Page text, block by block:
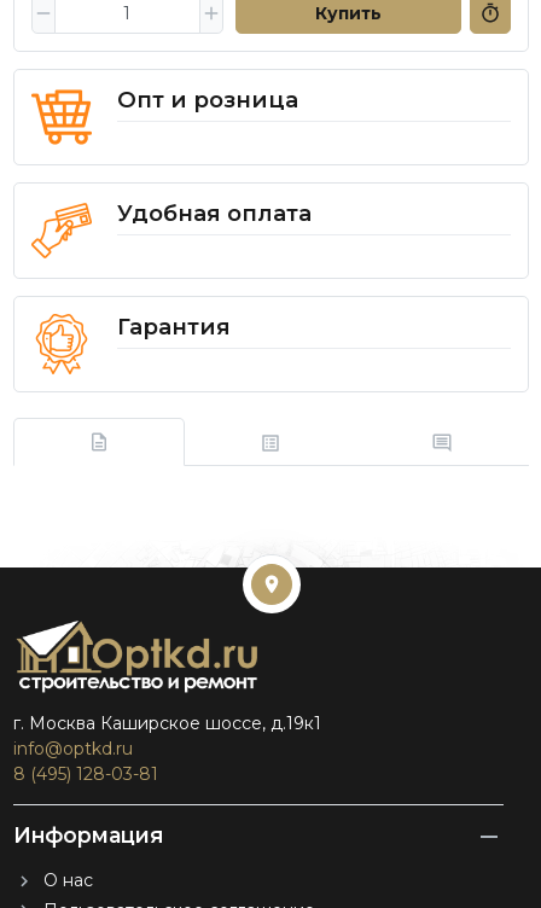
Купить
Опт и розница
Удобная оплата
Гарантия
г. Москва Каширское шоссе, д.19к1
info@optkd.ru
8 (495) 128-03-81
Информация
О нас